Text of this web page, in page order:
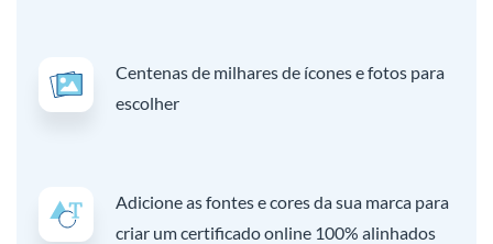
Centenas de milhares de ícones e fotos para
escolher
Adicione as fontes e cores da sua marca para
criar um certificado online 100% alinhados